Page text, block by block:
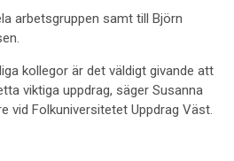
arbetsgruppen samt till Björn
kollegor är det väldigt givande att
viktiga uppdrag, säger Susanna
vid Folkuniversitetet Uppdrag Väst.